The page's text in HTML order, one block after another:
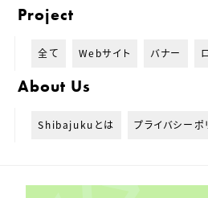
Project
全て Webサイト バナー
About Us
Shibajukuとは プライバシーポ